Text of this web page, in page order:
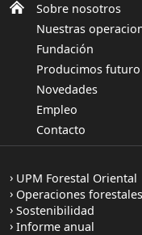
Sobre nosotros
Nuestras
Fundación
Producimos futuro
Novedades
Empleo
Contacto
UPM Forestal Oriental
Operaciones forestales
Sostenibilidad
Informe anual